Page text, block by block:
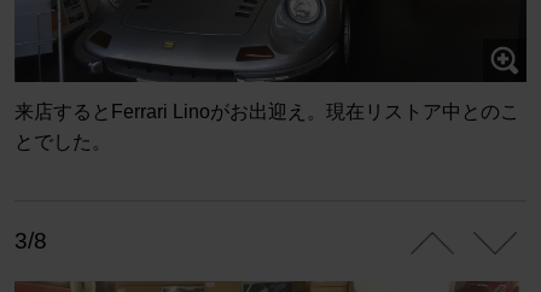
来店するとFerrari Linoがお出迎え。現在リストア中とのこ
とでした。
3/8